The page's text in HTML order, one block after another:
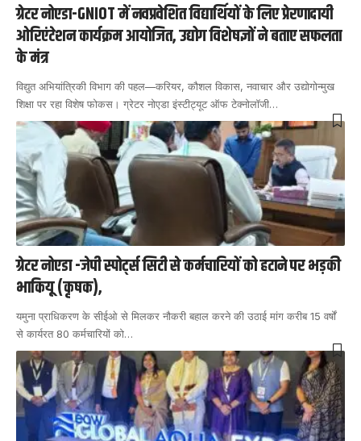
ग्रेटर नोएडा-GNIOT में नवप्रवेशित विद्यार्थियों के लिए प्रेरणादायी
ओरिएंटेशन कार्यक्रम आयोजित, उद्योग विशेषज्ञों ने बताए सफलता
के मंत्र
विद्युत अभियांत्रिकी विभाग की पहल—करियर, कौशल विकास, नवाचार और उद्योगोन्मुख
शिक्षा पर रहा विशेष फोकस। ग्रेटर नोएडा इंस्टीट्यूट ऑफ टेक्नोलॉजी…
ग्रेटर नोएडा -जेपी स्पोर्ट्स सिटी से कर्मचारियों को हटाने पर भड़की
भाकियू (कृषक),
यमुना प्राधिकरण के सीईओ से मिलकर नौकरी बहाल करने की उठाई मांग करीब 15 वर्षों
से कार्यरत 80 कर्मचारियों को…